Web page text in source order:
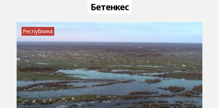
Бетенкес
Республика